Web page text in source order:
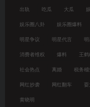
出轨 吃瓜 大瓜
娱乐圈八卦 娱乐圈爆料
明星争议 明星代言
消费者维权 爆料 王鹤
社会热点 离婚 税务稽
网红抄袭 网红翻车 耍
黄晓明